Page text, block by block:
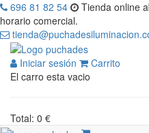
696 81 82 54 Tienda online
horario comercial.
Iniciar sesión
Carrito
El carro esta vacio
Total: 0 €